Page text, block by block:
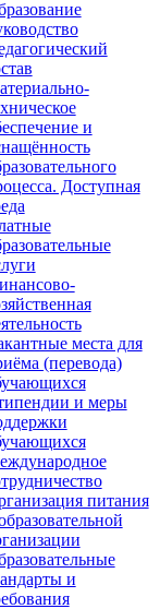
и
Доступная
места для
(перевода)
и меры
питания
и